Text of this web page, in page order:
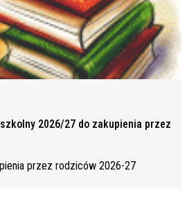
zakupienia
przez
rodziców
2026/27 do zakupienia przez
przez rodziców 2026-27